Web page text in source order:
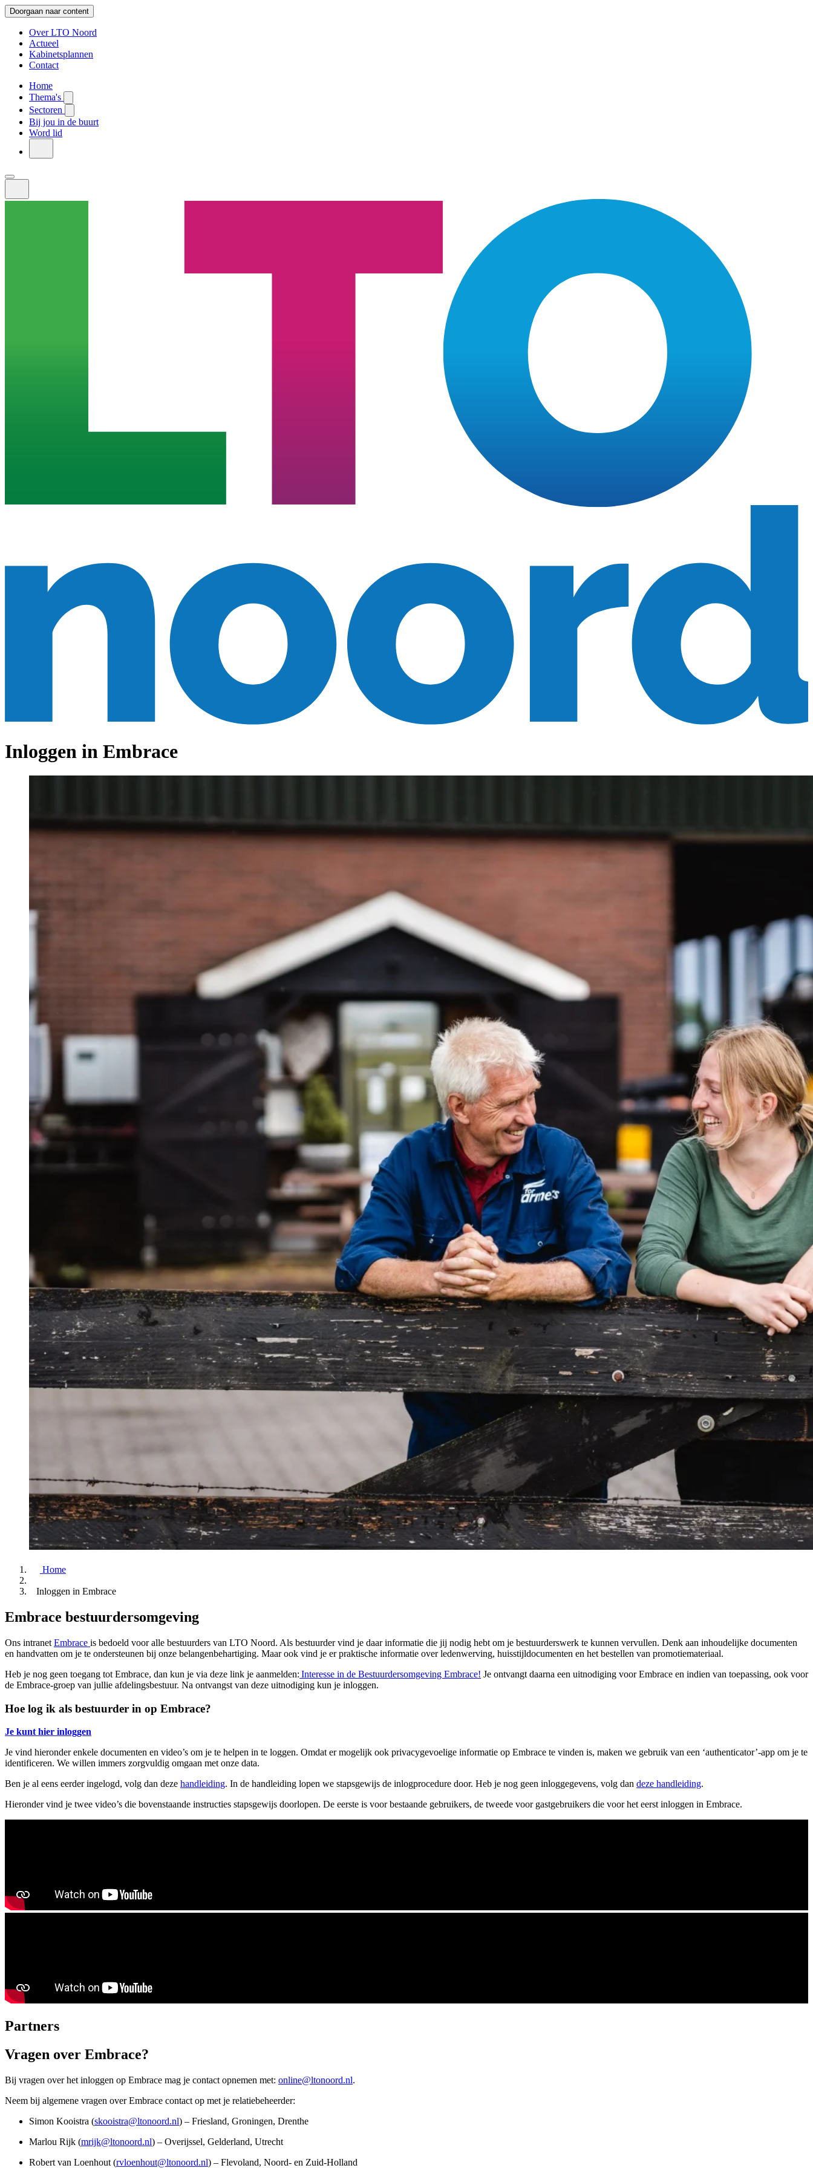
Doorgaan naar content
Over LTO Noord
Actueel
Kabinetsplannen
Contact
Home
Thema's
Sectoren
Bij jou in de buurt
Word lid
Inloggen in Embrace
Home
Inloggen in Embrace
Embrace bestuurdersomgeving
Ons intranet Embrace is bedoeld voor alle bestuurders van LTO Noord. Als bestuurder vind je daar informatie die jij nodig hebt om je bestuurderswerk te kunnen vervullen. Denk aan inhoudelijke documenten
en handvatten om je te ondersteunen bij onze belangenbehartiging. Maar ook vind je er praktische informatie over ledenwerving, huisstijldocumenten en het bestellen van promotiemateriaal.
Heb je nog geen toegang tot Embrace, dan kun je via deze link je aanmelden: Interesse in de Bestuurdersomgeving Embrace! Je ontvangt daarna een uitnodiging voor Embrace en indien van toepassing, ook voor
de Embrace-groep van jullie afdelingsbestuur. Na ontvangst van deze uitnodiging kun je inloggen.
Hoe log ik als bestuurder in op Embrace?
Je kunt hier inloggen
Je vind hieronder enkele documenten en video’s om je te helpen in te loggen. Omdat er mogelijk ook privacygevoelige informatie op Embrace te vinden is, maken we gebruik van een ‘authenticator’-app om je te
identificeren. We willen immers zorgvuldig omgaan met onze data.
Ben je al eens eerder ingelogd, volg dan deze handleiding. In de handleiding lopen we stapsgewijs de inlogprocedure door. Heb je nog geen inloggegevens, volg dan deze handleiding.
Hieronder vind je twee video’s die bovenstaande instructies stapsgewijs doorlopen. De eerste is voor bestaande gebruikers, de tweede voor gastgebruikers die voor het eerst inloggen in Embrace.
Partners
Vragen over Embrace?
Bij vragen over het inloggen op Embrace mag je contact opnemen met: online@ltonoord.nl.
Neem bij algemene vragen over Embrace contact op met je relatiebeheerder:
Simon Kooistra (skooistra@ltonoord.nl) – Friesland, Groningen, Drenthe
Marlou Rijk (mrijk@ltonoord.nl) – Overijssel, Gelderland, Utrecht
Robert van Loenhout (rvloenhout@ltonoord.nl) – Flevoland, Noord- en Zuid-Holland